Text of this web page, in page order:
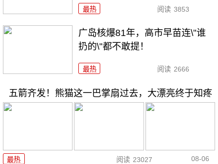
最热 阅读 3853
广岛核爆81年，高市早苗连\"谁
扔的\"都不敢提！
最热 阅读 2666
五箭齐发！熊猫这一巴掌扇过去，大漂亮终于知疼
最热 阅读 23027 08-06